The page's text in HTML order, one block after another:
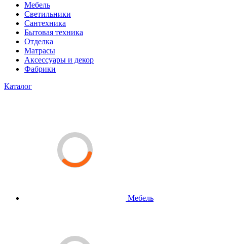
Мебель
Светильники
Сантехника
Бытовая техника
Отделка
Матрасы
Аксессуары и декор
Фабрики
Каталог
Мебель